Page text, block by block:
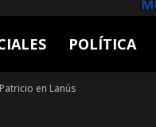
POLÍTICA
en Lanús